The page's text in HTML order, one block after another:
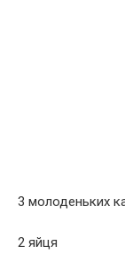
3 молоденьких
2 яйця